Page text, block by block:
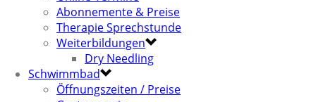
Abonnemente & Preise
Therapie Sprechstunde
Weiterbildungen
Dry Needling
Schwimmbad
Öffnungszeiten / Preise